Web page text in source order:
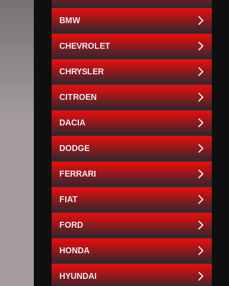
BMW
CHEVROLET
CHRYSLER
CITROEN
DACIA
DODGE
FERRARI
FIAT
FORD
HONDA
HYUNDAI